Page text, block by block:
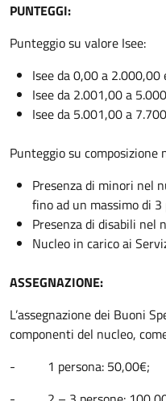
PUNTEGGI:
Punteggio su valore Isee:
Isee da 0,00 a
Isee da 2.001,00 a
Isee da 5.001,00 a
Punteggio su composizione
Presenza di minori nel
fino ad un massimo di
Presenza di disabili nel
Nucleo in carico ai
ASSEGNAZIONE:
L’assegnazione dei Buoni
componenti del nucleo,
- 1 persona: 50,00€;